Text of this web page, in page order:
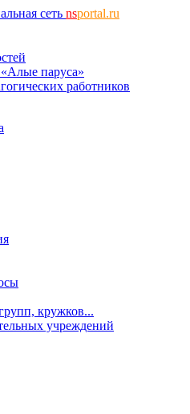
сеть nsportal.ru
паруса»
работников
кружков...
учреждений